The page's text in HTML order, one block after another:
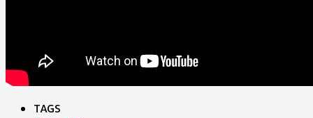
TAGS